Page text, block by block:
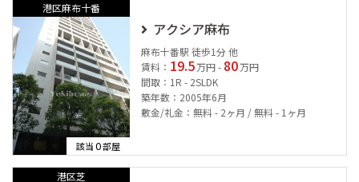
港区麻布十番
該当0部屋
アクシア麻布
麻布十番駅 徒歩1分 他
賃料： 19.5 万円 - 80 万円
間取：1R - 2SLDK
築年数：2005年6月
敷金/礼金：無料 - 2ヶ月 / 無料 - 1ヶ月
港区芝